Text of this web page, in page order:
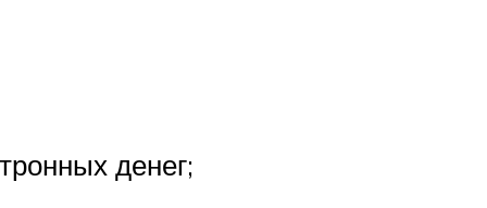
денег;